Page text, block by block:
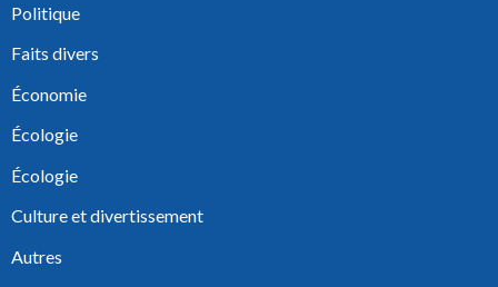
Politique
Faits divers
Économie
Écologie
Écologie
Culture et divertissement
Autres